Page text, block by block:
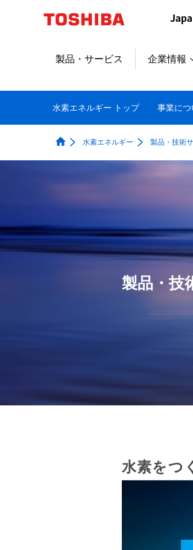
ャ
プ
製品・サービス 企業情報
水素エネルギー トップ 事業につ
水素エネルギー 製品・技術
製品・技
水素をつ